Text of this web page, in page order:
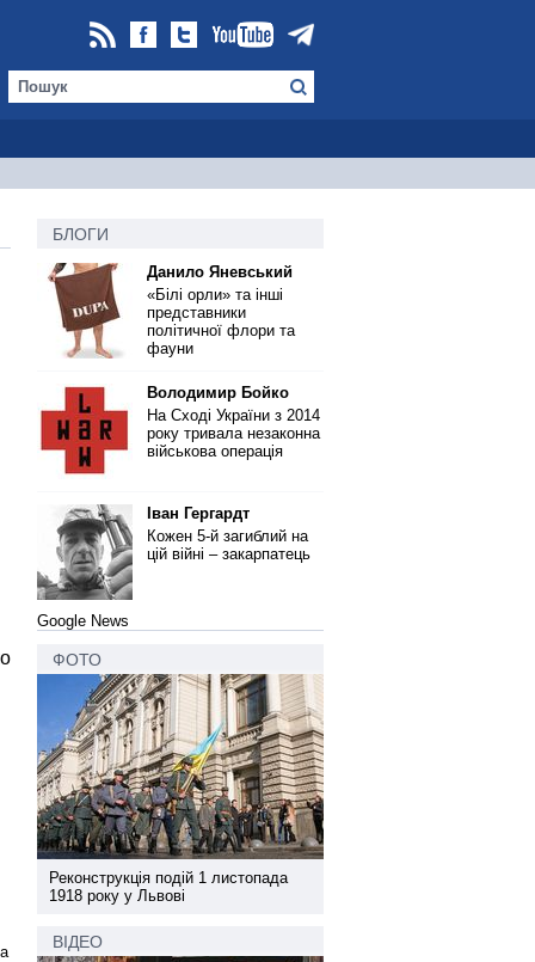
БЛОГИ
Данило Яневський
«Білі орли» та інші
представники
політичної флори та
фауни
Володимир Бойко
На Сході України з 2014
року тривала незаконна
військова операція
Іван Гергардт
Кожен 5-й загиблий на
цій війні – закарпатець
Google News
ФОТО
Реконструкція подій 1 листопада
1918 року у Львові
ВІДЕО